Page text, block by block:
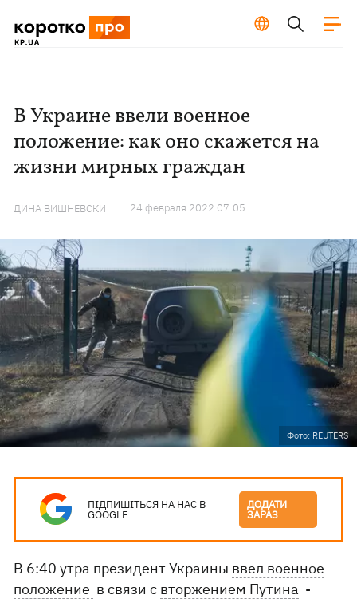
В Украине ввели военное
положение: как оно скажется на
жизни мирных граждан
ДИНА ВИШНЕВСКИ 24 февраля 2022 07:05
Фото: REUTERS
ПІДПИШІТЬСЯ НА НАС В
GOOGLE
ДОДАТИ
ЗАРАЗ
В 6:40 утра президент Украины ввел военное
положение в связи с вторжением Путина -